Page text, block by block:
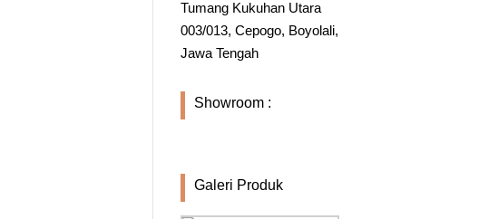
Tumang Kukuhan Utara
003/013, Cepogo, Boyolali,
Jawa Tengah
Showroom :
Galeri Produk